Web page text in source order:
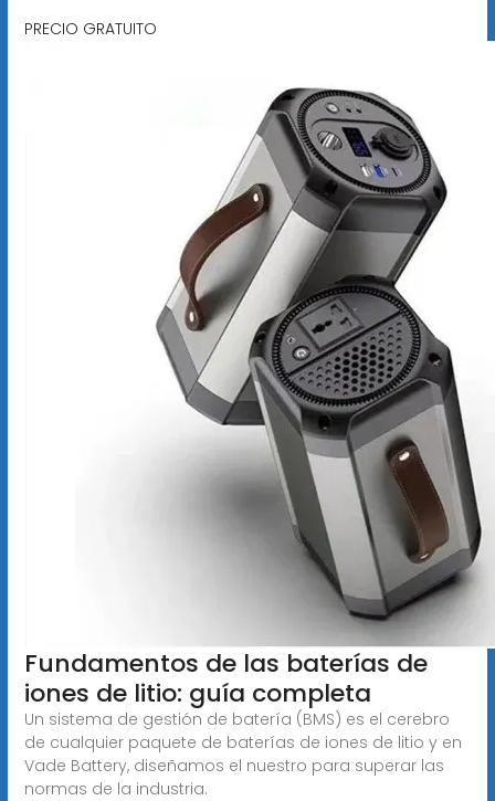
PRECIO GRATUITO
Fundamentos de las baterías de
iones de litio: guía completa
Un sistema de gestión de batería (BMS) es el cerebro
de cualquier paquete de baterías de iones de litio y en
Vade Battery, diseñamos el nuestro para superar las
normas de la industria.